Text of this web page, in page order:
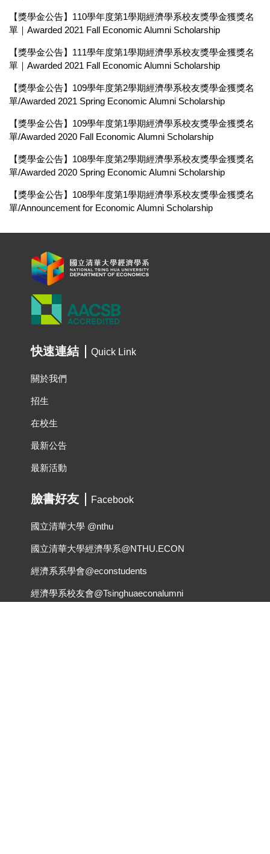
【獎學金公告】110學年度第1學期經濟學系校友獎學金獲獎名
單｜Awarded 2021 Fall Economic Alumni Scholarship
【獎學金公告】111學年度第1學期經濟學系校友獎學金獲獎名
單｜Awarded 2021 Fall Economic Alumni Scholarship
【獎學金公告】109學年度第2學期經濟學系校友獎學金獲獎名
單/Awarded 2021 Spring Economic Alumni Scholarship
【獎學金公告】109學年度第1學期經濟學系校友獎學金獲獎名
單/Awarded 2020 Fall Economic Alumni Scholarship
【獎學金公告】108學年度第2學期經濟學系校友獎學金獲獎名
單/Awarded 2020 Spring Economic Alumni Scholarship
【獎學金公告】108學年度第1學期經濟學系校友獎學金獲獎名
單/Announcement for Economic Alumni Scholarship
快速連結 Quick Link
關於我們
招生
在校生
最新公告
最新活動
臉書好友 Facebook
國立清華大學 @nthu
國立清華大學經濟學系@NTHU.ECON
經濟系系學會@econstudents
經濟學系校友會@Tsinghuaeconalumni